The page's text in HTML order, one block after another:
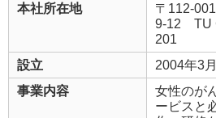
本社所在地
〒112-
9-12 TU
201
設立
2004年3月
事業内容
女性のが
ービスと